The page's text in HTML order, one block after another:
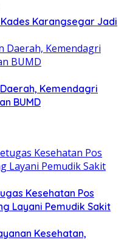
Karangsegar Jadi
Kemendagri
BUMD
Kesehatan Pos
Layani Pemudik Sakit
Kesehatan,